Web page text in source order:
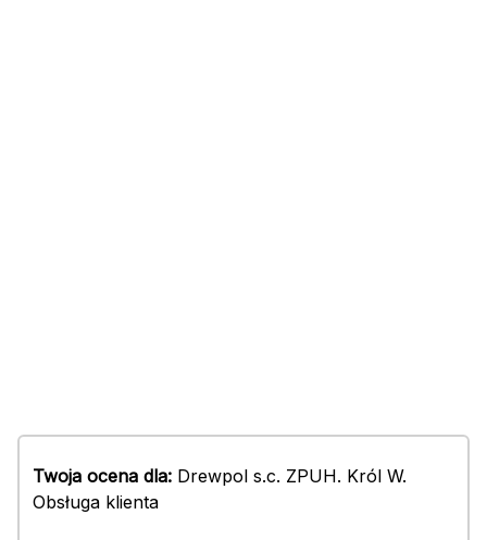
Twoja ocena dla: Drewpol s.c. ZPUH. Król W.
Obsługa klienta